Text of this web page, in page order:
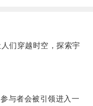
们穿越时空，探索宇
与者会被引领进入一